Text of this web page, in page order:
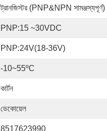
ট্রানজিস্টর (PNP&NPN সামঞ্জস্যপূর্ণ)
PNP:15 ~30VDC
PNP:24V(18-36V)
-10~55ºC
কার্টন
ডেকোয়েল
8517623990